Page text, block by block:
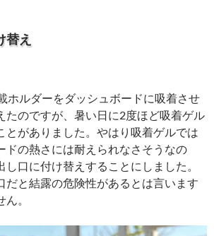
替え
ホルダーをダッシュボードに吸着させ
たのですが、暑い日に2度ほど吸着ゲル
とがありました。やはり吸着ゲルでは
ドの熱さには耐えられなさそうなの
し口に付け替えすることにしました。
だと結露の危険性があるとは言います
。